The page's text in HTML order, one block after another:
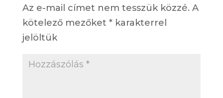
Az e-mail címet nem tesszük közzé. A
kötelező mezőket *karakterrel
jelöltük